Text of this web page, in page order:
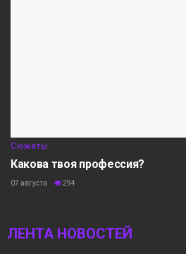
Сюжеты
Какова твоя профессия?
07 августа 294
ЛЕНТА НОВОСТЕЙ